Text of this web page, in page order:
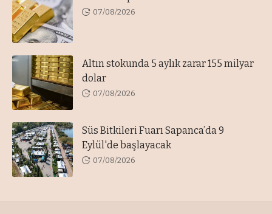
07/08/2026
Altın stokunda 5 aylık zarar 155 milyar
dolar
07/08/2026
Süs Bitkileri Fuarı Sapanca’da 9
Eylül'de başlayacak
07/08/2026